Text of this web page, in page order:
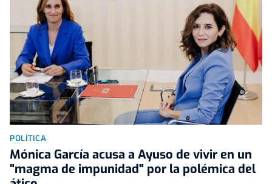
POLÍTICA
Mónica García acusa a Ayuso de vivir en un
"magma de impunidad" por la polémica del